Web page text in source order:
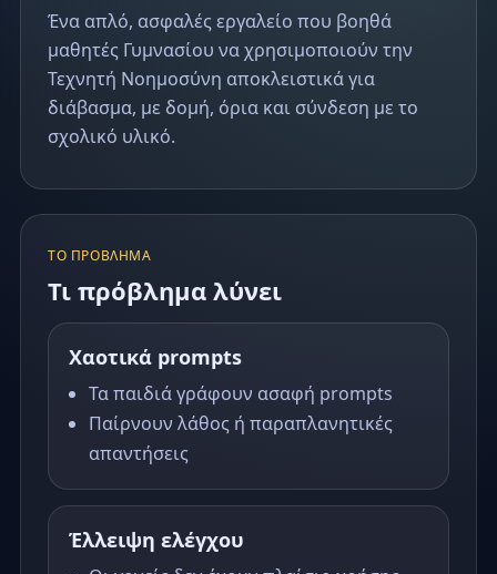
Ένα απλό, ασφαλές εργαλείο που βοηθά
μαθητές Γυμνασίου να χρησιμοποιούν την
Τεχνητή Νοημοσύνη αποκλειστικά για
διάβασμα, με δομή, όρια και σύνδεση με το
σχολικό υλικό.
ΤΟ ΠΡΌΒΛΗΜΑ
Τι πρόβλημα λύνει
Χαοτικά prompts
Τα παιδιά γράφουν ασαφή prompts
Παίρνουν λάθος ή παραπλανητικές
απαντήσεις
Έλλειψη ελέγχου